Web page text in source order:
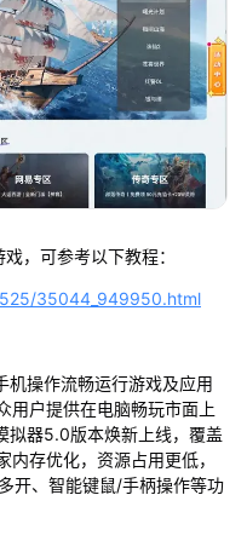
，可参考以下教程：
35044_949950.html
机操作流畅运行游戏及应用
用户提供在电脑畅玩市面上
拟器5.0版本焕新上线，覆盖
存优化，资源占用更低，
开、智能键鼠/手柄操作等功